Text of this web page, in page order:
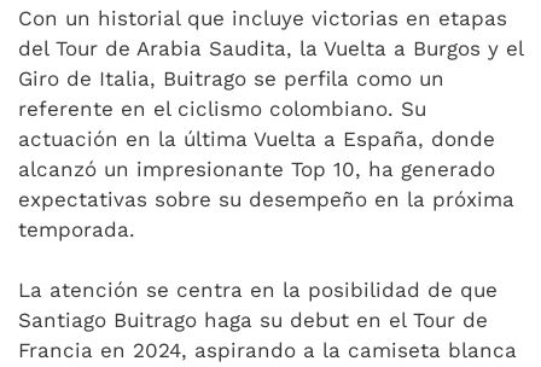
Con un historial que incluye victorias en etapas
del Tour de Arabia Saudita, la Vuelta a Burgos y el
Giro de Italia, Buitrago se perfila como un
referente en el ciclismo colombiano. Su
actuación en la última Vuelta a España, donde
alcanzó un impresionante Top 10, ha generado
expectativas sobre su desempeño en la próxima
temporada.
La atención se centra en la posibilidad de que
Santiago Buitrago haga su debut en el Tour de
Francia en 2024, aspirando a la camiseta blanca